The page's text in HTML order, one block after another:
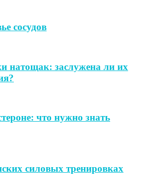
сосудов
натощак: заслужена ли их
что нужно знать
силовых тренировках